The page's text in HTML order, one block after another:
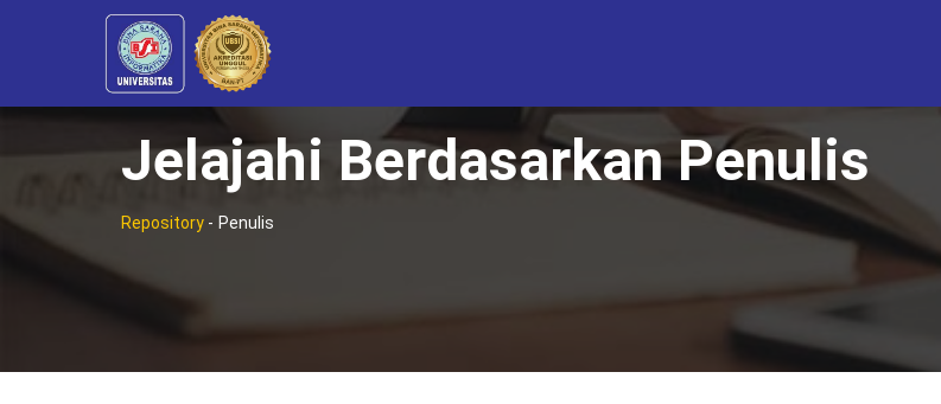
Jelajahi Berdasarkan Penulis
Repository - Penulis